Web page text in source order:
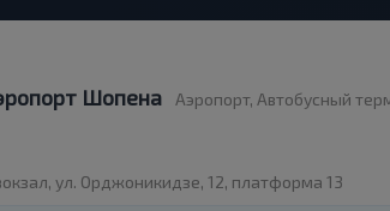
Шопена
Аэропорт, Автобусный
ул. Орджоникидзе, 12, платформа 13